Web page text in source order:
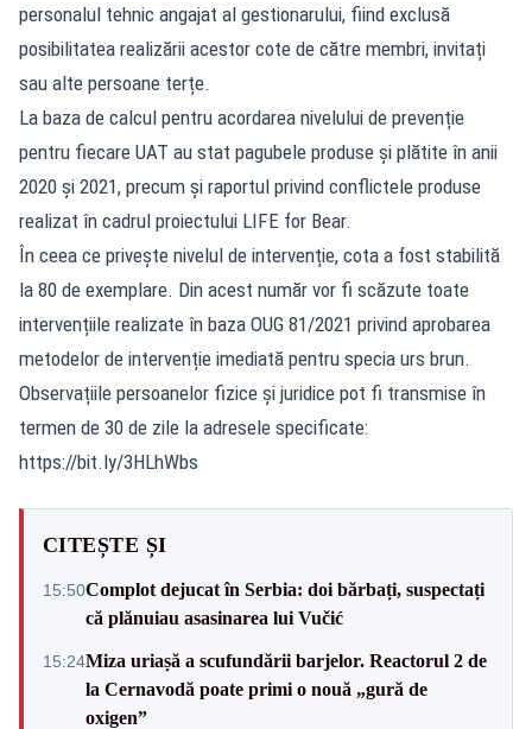
personalul tehnic angajat al gestionarului, fiind exclusă
posibilitatea realizării acestor cote de către membri, invitați
sau alte persoane terțe.
La baza de calcul pentru acordarea nivelului de prevenție
pentru fiecare UAT au stat pagubele produse și plătite în anii
2020 și 2021, precum și raportul privind conflictele produse
realizat în cadrul proiectului LIFE for Bear.
În ceea ce privește nivelul de intervenție, cota a fost stabilită
la 80 de exemplare. Din acest număr vor fi scăzute toate
intervențiile realizate în baza OUG 81/2021 privind aprobarea
metodelor de intervenție imediată pentru specia urs brun.
Observațiile persoanelor fizice şi juridice pot fi transmise în
termen de 30 de zile la adresele specificate:
https://bit.ly/3HLhWbs
CITEȘTE ȘI
15:50Complot dejucat în Serbia: doi bărbați, suspectați
că plănuiau asasinarea lui Vučić
15:24Miza uriașă a scufundării barjelor. Reactorul 2 de
la Cernavodă poate primi o nouă „gură de
oxigen”